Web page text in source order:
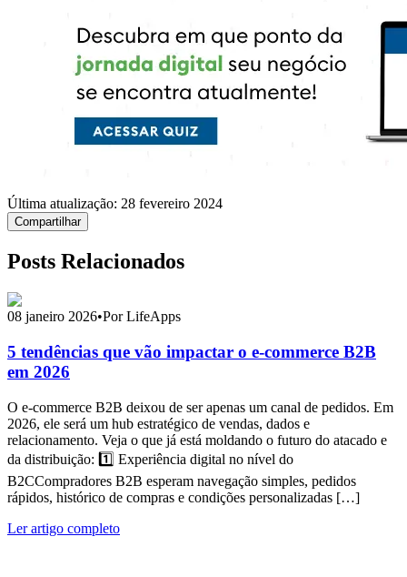
Última atualização: 28 fevereiro 2024
Compartilhar
Posts Relacionados
08 janeiro 2026•Por LifeApps
5 tendências que vão impactar o e-commerce B2B
em 2026
O e-commerce B2B deixou de ser apenas um canal de pedidos. Em
2026, ele será um hub estratégico de vendas, dados e
relacionamento. Veja o que já está moldando o futuro do atacado e
da distribuição: 1️⃣ Experiência digital no nível do
B2CCompradores B2B esperam navegação simples, pedidos
rápidos, histórico de compras e condições personalizadas […]
Ler artigo completo